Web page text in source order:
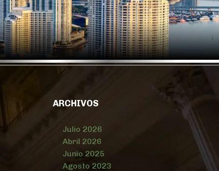
ARCHIVOS
Julio 2026
Abril 2026
Junio 2025
Agosto 2023